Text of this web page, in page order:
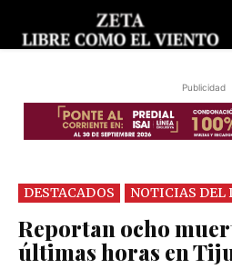
Publicidad
DESTACADOS NOTICIAS DEL
Reportan ocho
últimas horas en